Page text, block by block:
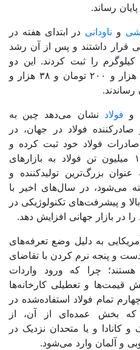
و ناودانی در ابتدای هفته در
قرار داشتند و پس از آن رشد
هر کیلوگرم را ثبت کردند. این دو
محصول به ترتیب با قیمت ۳۷ هزار و ۲۰۰ تومان و ۳۸ هزار و
و فولاد نشان می‌دهد چین به
صادرکننده فولاد در جهان، در
در صادرات فولاد خود ثبت کرده و
پیش‌بینی می‌شود بیش از ۱۰۰ میلیون تن فولاد به بازارهای
بزرگ‌ترین تولیدکننده و
می‌شود، در سال‌های اخیر با
و پیشرفت‌های تکنولوژیکی در
در بازار جهانی افزایش دهد.
به دلیل وضع تعرفه‌های
و پنجه نرم کردن با تقاضای
چرا که ورود واردات
قیمت‌ها و تعطیلی کارخانه‌ها
تمام فولاد استفاده‌شده در
که بخش عمده‌ای از آن، از
کانادا و یا متحدان نزدیک در
و آلمان وارد می‌شود.